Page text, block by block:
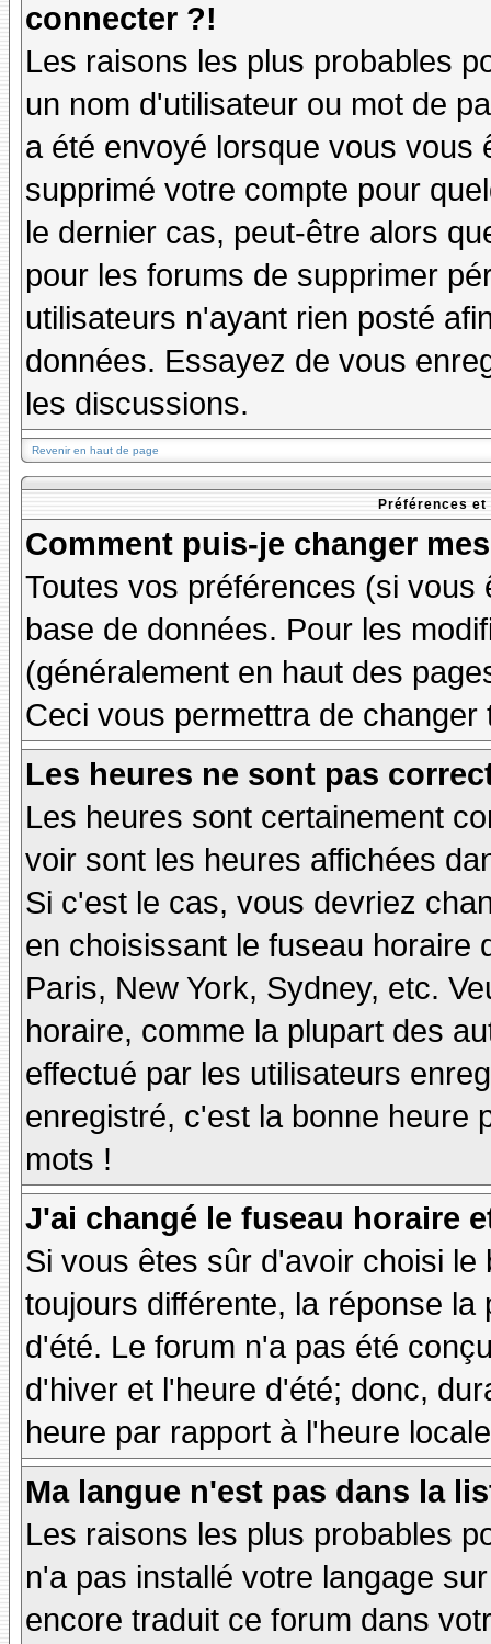
connecter ?!
Les raisons les plus probables
un nom d'utilisateur ou mot de
a été envoyé lorsque vous vous
supprimé votre compte pour
le dernier cas, peut-être alors
pour les forums de supprimer
utilisateurs n'ayant rien posté
données. Essayez de vous
les discussions.
Revenir en haut de page
Préférences
Comment puis-je changer
Toutes vos préférences (si
base de données. Pour les
(généralement en haut des
Ceci vous permettra de
Les heures ne sont pas
Les heures sont certainement
voir sont les heures affichées
Si c'est le cas, vous devriez
en choisissant le fuseau horaire
Paris, New York, Sydney, etc.
horaire, comme la plupart des
effectué par les utilisateurs
enregistré, c'est la bonne heure
mots !
J'ai changé le fuseau horaire
Si vous êtes sûr d'avoir choisi
toujours différente, la réponse
d'été. Le forum n'a pas été
d'hiver et l'heure d'été; donc,
heure par rapport à l'heure
Ma langue n'est pas dans la
Les raisons les plus probables
n'a pas installé votre langage
encore traduit ce forum dans